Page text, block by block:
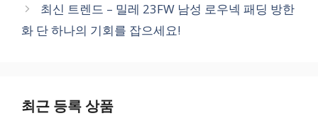
최신 트렌드 – 밀레 23FW 남성 로우넥 패딩 방한
화 단 하나의 기회를 잡으세요!
최근 등록 상품